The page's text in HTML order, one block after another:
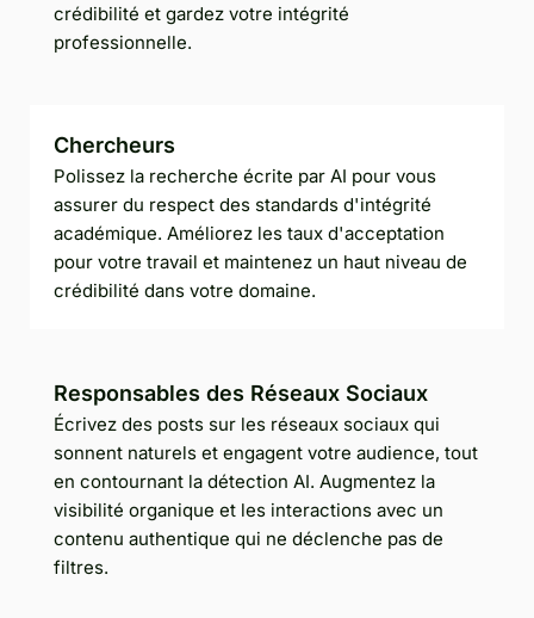
crédibilité et gardez votre intégrité
professionnelle.
Chercheurs
Polissez la recherche écrite par AI pour vous
assurer du respect des standards d'intégrité
académique. Améliorez les taux d'acceptation
pour votre travail et maintenez un haut niveau de
crédibilité dans votre domaine.
Responsables des Réseaux Sociaux
Écrivez des posts sur les réseaux sociaux qui
sonnent naturels et engagent votre audience, tout
en contournant la détection AI. Augmentez la
visibilité organique et les interactions avec un
contenu authentique qui ne déclenche pas de
filtres.